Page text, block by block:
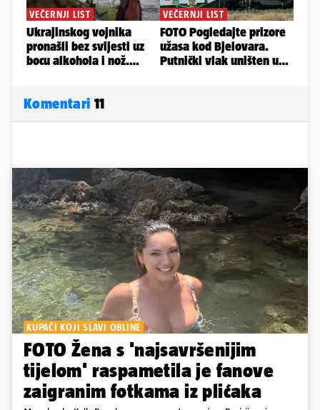
Komentari 11
KUPAĆI KOJI SLAVI OBLINE
FOTO Žena s 'najsavršenijim
tijelom' raspametila je fanove
zaigranim fotkama iz plićaka